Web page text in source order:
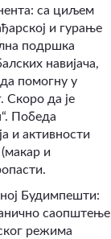
са циљем
и гурање
подршка
навијача,
помогну у
Скоро да је
Победа
и активности
и
Будимпешти:
саопштење
режима